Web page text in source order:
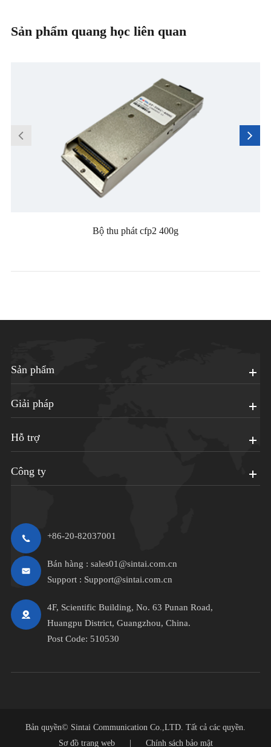
Sản phẩm quang học liên quan
Bộ thu phát cfp2 400g
Sản phẩm
Giải pháp
Hỗ trợ
Công ty
+86-20-82037001
Bán hàng : sales01@sintai.com.cn
Support : Support@sintai.com.cn
4F, Scientific Building, No. 63 Punan Road,
Huangpu District, Guangzhou, China.
Post Code: 510530
Bản quyền© Sintai Communication Co.,LTD. Tất cả các quyền.
Sơ đồ trang web
Chính sách bảo mật